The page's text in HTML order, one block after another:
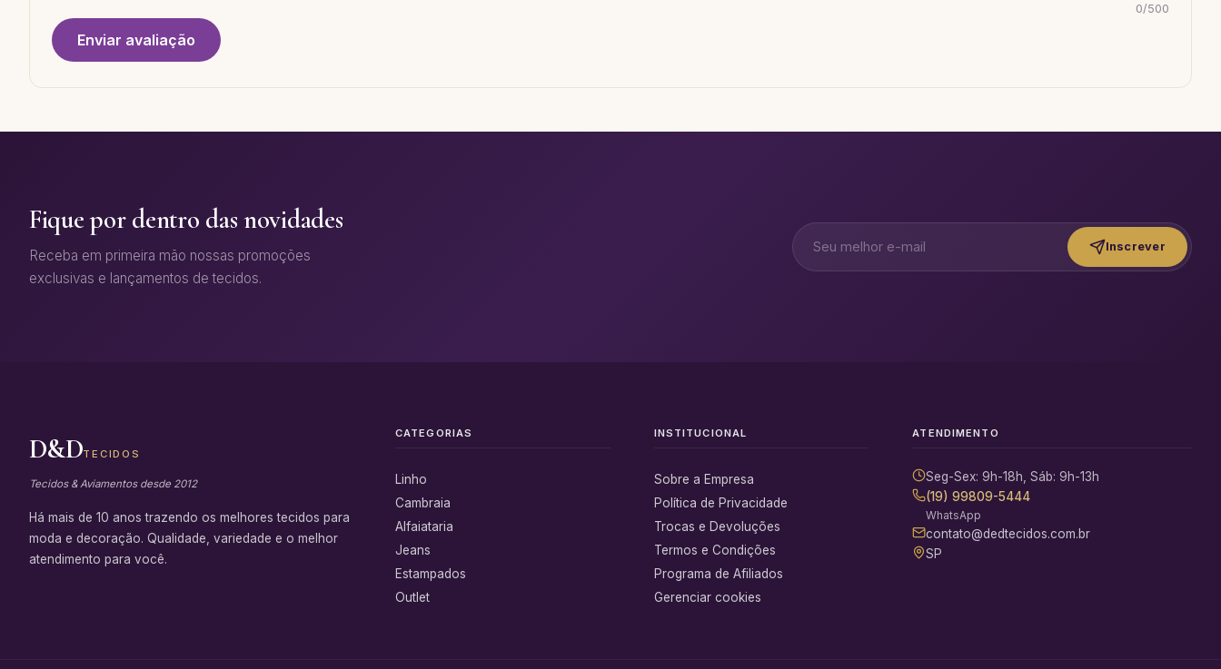
0/500
Enviar avaliação
Fique por dentro das novidades
Receba em primeira mão nossas promoções
exclusivas e lançamentos de tecidos.
Inscrever
D&DTECIDOS
Tecidos & Aviamentos desde 2012
Há mais de 10 anos trazendo os melhores tecidos para
moda e decoração. Qualidade, variedade e o melhor
atendimento para você.
CATEGORIAS
Linho
Cambraia
Alfaiataria
Jeans
Estampados
Outlet
INSTITUCIONAL
Sobre a Empresa
Política de Privacidade
Trocas e Devoluções
Termos e Condições
Programa de Afiliados
Gerenciar cookies
ATENDIMENTO
Seg-Sex: 9h-18h, Sáb: 9h-13h
(19) 99809-5444
WhatsApp
contato@dedtecidos.com.br
SP